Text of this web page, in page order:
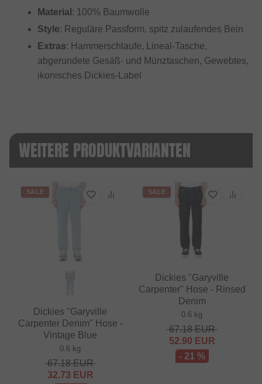
Material : 100% Baumwolle
Style: Reguläre Passform, spitz zulaufendes Bein
Extras: Hammerschlaufe, Lineal-Tasche,
abgerundete Gesäß- und Münztaschen, Gewebtes,
ikonisches Dickies-Label
WEITERE PRODUKTVARIANTEN
SALE
Dickies "Garyville
Carpenter Denim" Hose -
Vintage Blue
0.6 kg
67.18EUR
32.73 EUR
SALE
Dickies "Garyville
Carpenter" Hose - Rinsed
Denim
0.6 kg
67.18EUR
52.90 EUR
- 21 %